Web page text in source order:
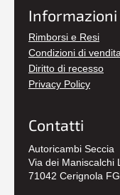
Informazioni
Rimborsi e Resi
Condizioni di vendita
Diritto di recesso
Privacy Policy
Contatti
Autoricambi Seccia
Via dei Maniscalchi
71042 Cerignola FG